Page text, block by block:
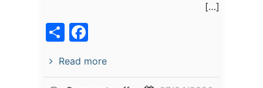
[…]
Read more